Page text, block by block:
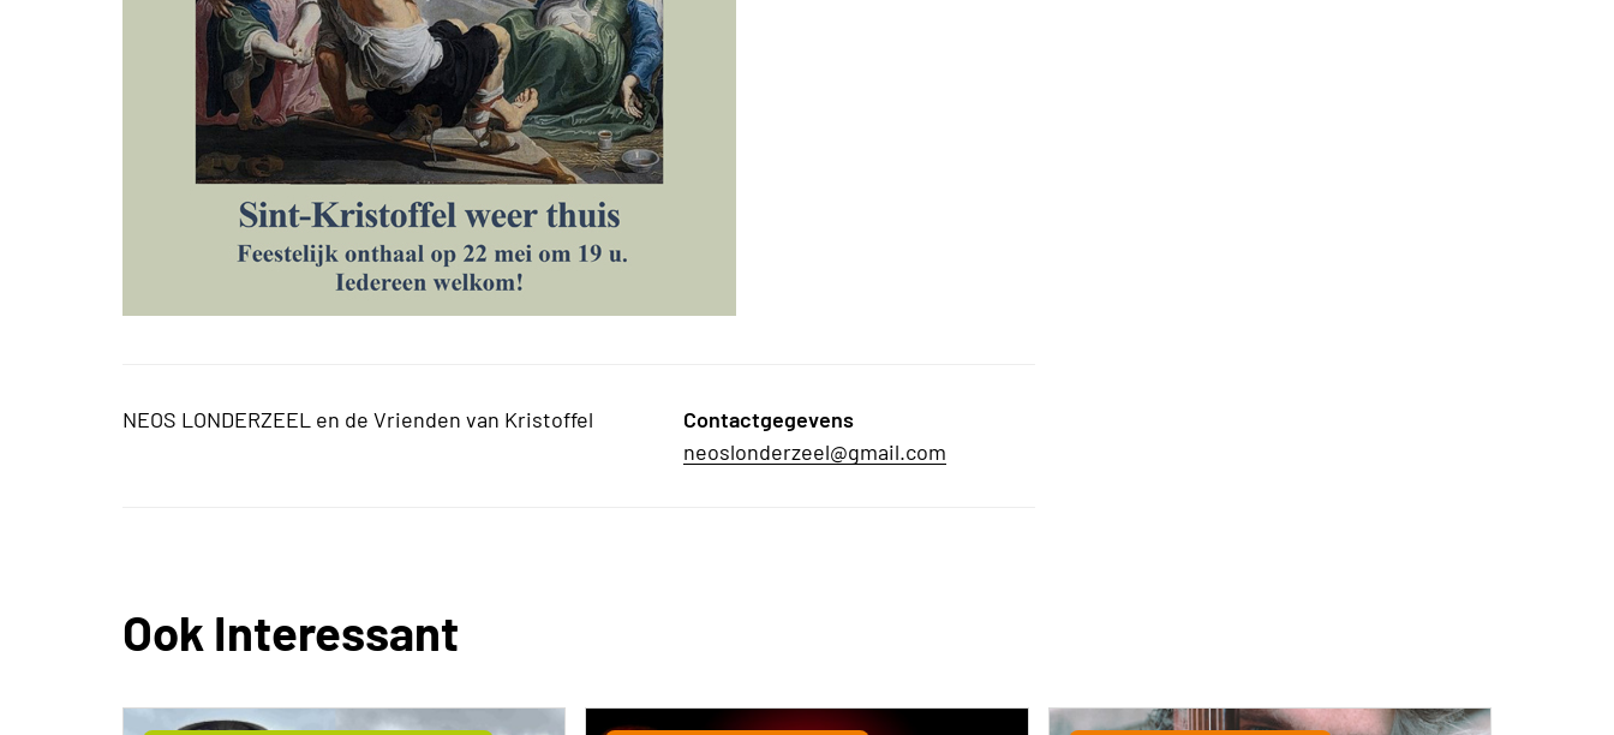
NEOS LONDERZEEL en de Vrienden van Kristoffel
Contactgegevens
neoslonderzeel@gmail.com
Ook Interessant